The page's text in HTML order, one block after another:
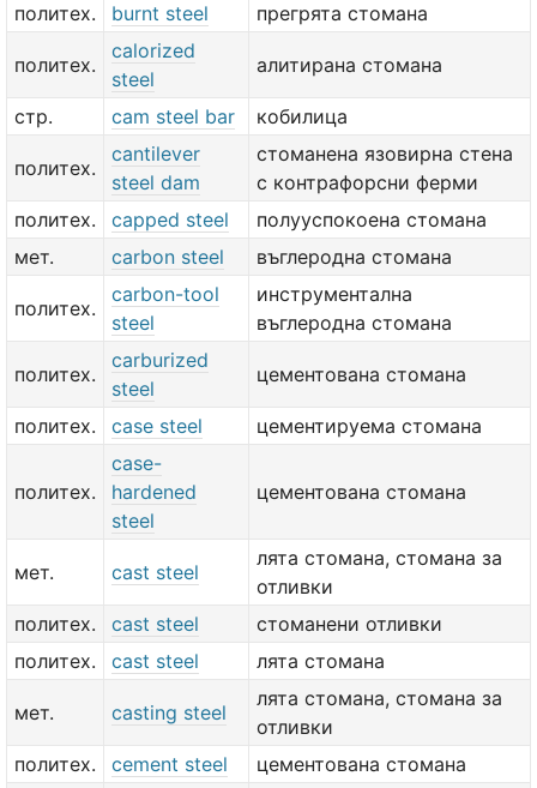
политех.
burnt steel прегрята стомана
политех.
calorized
steel
алитирана стомана
стр. cam steel bar кобилица
политех.
cantilever
steel dam
стоманена язовирна стена
с контрафорсни ферми
политех.
capped steel
полууспокоена стомана
мет.
carbon steel въглеродна стомана
политех.
carbon-tool
steel
инструментална
въглеродна стомана
политех.
carburized
steel
цементована стомана
политех. case steel цементируема стомана
политех.
case-
hardened
steel
цементована стомана
мет. cast steel
лята стомана, стомана за
отливки
политех.
cast steel
стоманени отливки
политех.
cast steel лята стомана
мет. casting steel
лята стомана, стомана за
отливки
политех.
cement steel цементована стомана